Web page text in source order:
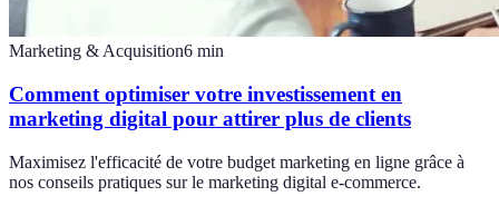
Marketing & Acquisition6 min
Comment optimiser votre investissement en
marketing digital pour attirer plus de clients
Maximisez l'efficacité de votre budget marketing en ligne grâce à
nos conseils pratiques sur le marketing digital e-commerce.